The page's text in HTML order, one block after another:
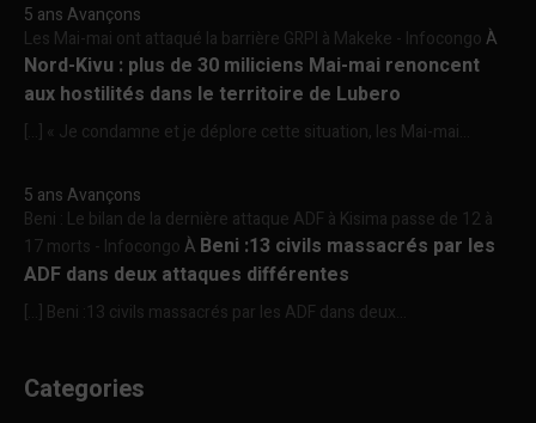
5 ans Avançons
Les Mai-mai ont attaqué la barrière GRPI à Makeke - InfocongoÀ
Nord-Kivu : plus de 30 miliciens Mai-mai renoncent
aux hostilités dans le territoire de Lubero
[…] « Je condamne et je déplore cette situation, les Mai-mai...
5 ans Avançons
Beni : Le bilan de la dernière attaque ADF à Kisima passe de 12 à
17 morts - InfocongoÀ Beni :13 civils massacrés par les
ADF dans deux attaques différentes
[…] Beni :13 civils massacrés par les ADF dans deux...
Categories